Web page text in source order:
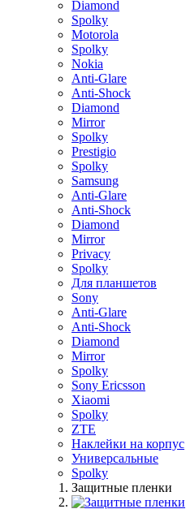
Diamond
Spolky
Motorola
Spolky
Nokia
Anti-Glare
Anti-Shock
Diamond
Mirror
Spolky
Prestigio
Spolky
Samsung
Anti-Glare
Anti-Shock
Diamond
Mirror
Privacy
Spolky
Для планшетов
Sony
Anti-Glare
Anti-Shock
Diamond
Mirror
Spolky
Sony Ericsson
Xiaomi
Spolky
ZTE
Наклейки на корпус
Универсальные
Spolky
Защитные пленки